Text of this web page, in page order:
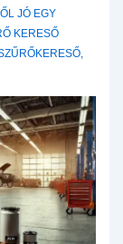
JÓ EGY
KERESŐ
,